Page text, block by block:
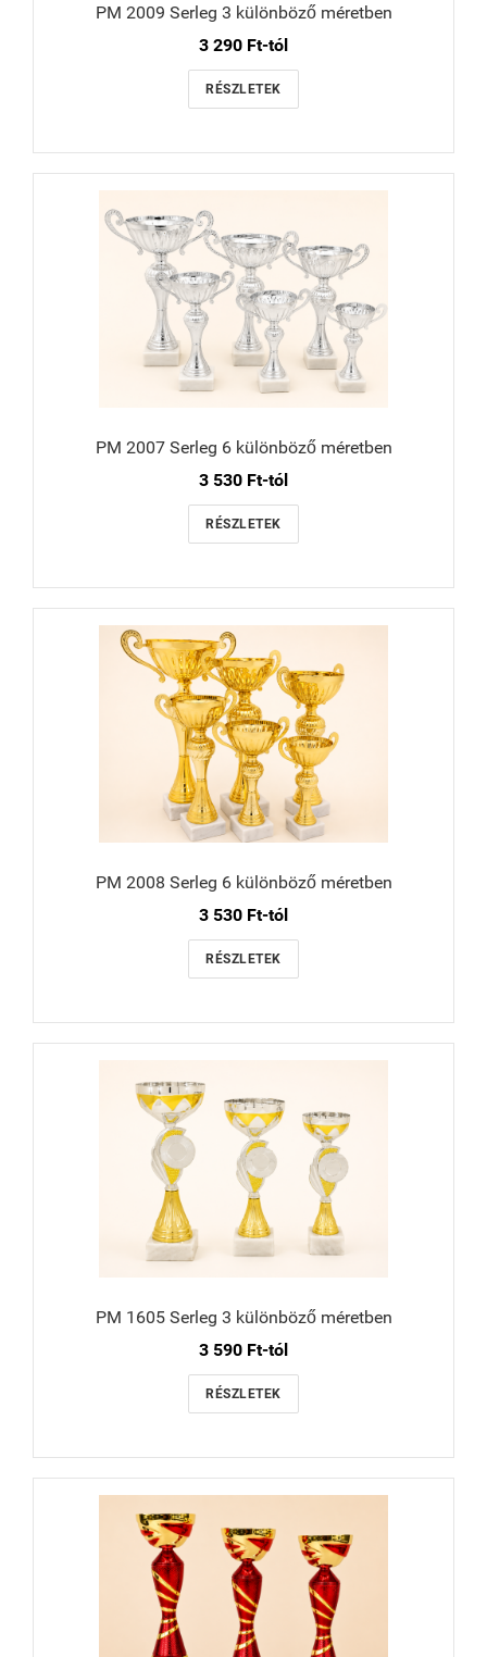
PM 2009 Serleg 3 különböző méretben
3 290 Ft-tól
RÉSZLETEK
PM 2007 Serleg 6 különböző méretben
3 530 Ft-tól
RÉSZLETEK
PM 2008 Serleg 6 különböző méretben
3 530 Ft-tól
RÉSZLETEK
PM 1605 Serleg 3 különböző méretben
3 590 Ft-tól
RÉSZLETEK